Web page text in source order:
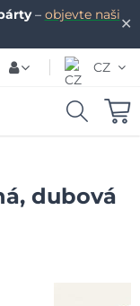
✕
– objevte naši
CZ
dubová